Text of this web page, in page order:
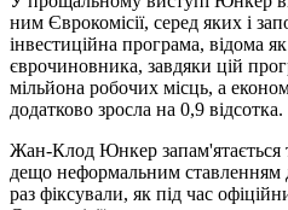
ним Єврокомісії, серед яких і
інвестиційна програма, відома
єврочиновника, завдяки цій
мільйона робочих місць, а
додатково зросла на 0,9 відсотка.
Жан-Клод Юнкер запам'ятається
дещо неформальним ставленням
раз фіксували, як під час